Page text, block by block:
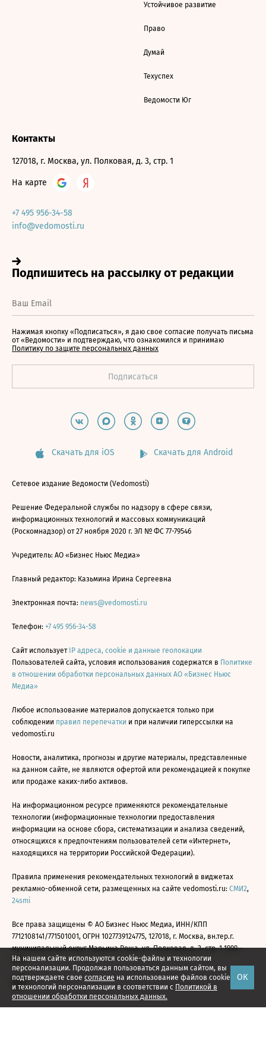
На нашем сайте используются cookie-файлы и технологии
персонализации. Продолжая пользоваться данным сайтом, вы
подтверждаете свое согласие на использование файлов cookie
и технологий персонализации в соответствии с Политикой в
отношении обработки персональных данных.
ОК
Устойчивое развитие
Право
Думай
Техуспех
Ведомости Юг
Контакты
127018, г. Москва, ул. Полковая, д. 3, стр. 1
На карте
+7 495 956-34-58
info@vedomosti.ru
Нажимая кнопку «Подписаться», я даю свое согласие получать письма
от «Ведомости» и подтверждаю, что ознакомился и принимаю
Политику по защите персональных данных
Скачать для iOS Скачать для Android
Сетевое издание Ведомости (Vedomosti)
Решение Федеральной службы по надзору в сфере связи,
информационных технологий и массовых коммуникаций
(Роскомнадзор) от 27 ноября 2020 г. ЭЛ № ФС 77-79546
Учредитель: АО «Бизнес Ньюс Медиа»
Главный редактор: Казьмина Ирина Сергеевна
Электронная почта: news@vedomosti.ru
Телефон: +7 495 956-34-58
Сайт использует IP адреса, cookie и данные геолокации
Пользователей сайта, условия использования содержатся в Политике
в отношении обработки персональных данных АО «Бизнес Ньюс
Медиа»
Любое использование материалов допускается только при
соблюдении правил перепечатки и при наличии гиперссылки на
vedomosti.ru
Новости, аналитика, прогнозы и другие материалы, представленные
на данном сайте, не являются офертой или рекомендацией к покупке
или продаже каких-либо активов.
На информационном ресурсе применяются рекомендательные
технологии (информационные технологии предоставления
информации на основе сбора, систематизации и анализа сведений,
относящихся к предпочтениям пользователей сети «Интернет»,
находящихся на территории Российской Федерации).
Правила применения рекомендательных технологий в виджетах
рекламно-обменной сети, размещенных на сайте vedomosti.ru: СМИ2,
24smi
Все права защищены © АО Бизнес Ньюс Медиа, ИНН/КПП
7712108141/771501001, ОГРН 1027739124775, 127018, г. Москва, вн.тер.г.
муниципальный округ Марьина Роща, ул. Полковая, д. 3, стр. 1 1999—
2026